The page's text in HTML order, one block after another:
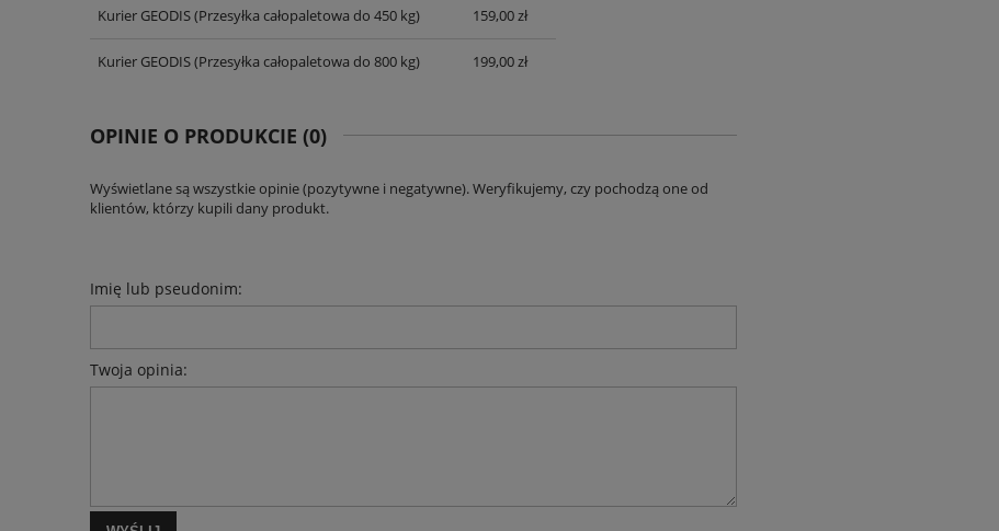
CENA NIE ZAWIERA EWENTUALNYCH
Kurier GEODIS(Przesyłka całopaletowa do 450 kg) 159,00 zł
Kurier GEODIS(Przesyłka całopaletowa do 800 kg) 199,00 zł
OPINIE O PRODUKCIE (0)
Wyświetlane są wszystkie opinie (pozytywne i negatywne). Weryfikujemy, czy pochodzą one od
klientów, którzy kupili dany produkt.
Imię lub pseudonim:
Twoja opinia: